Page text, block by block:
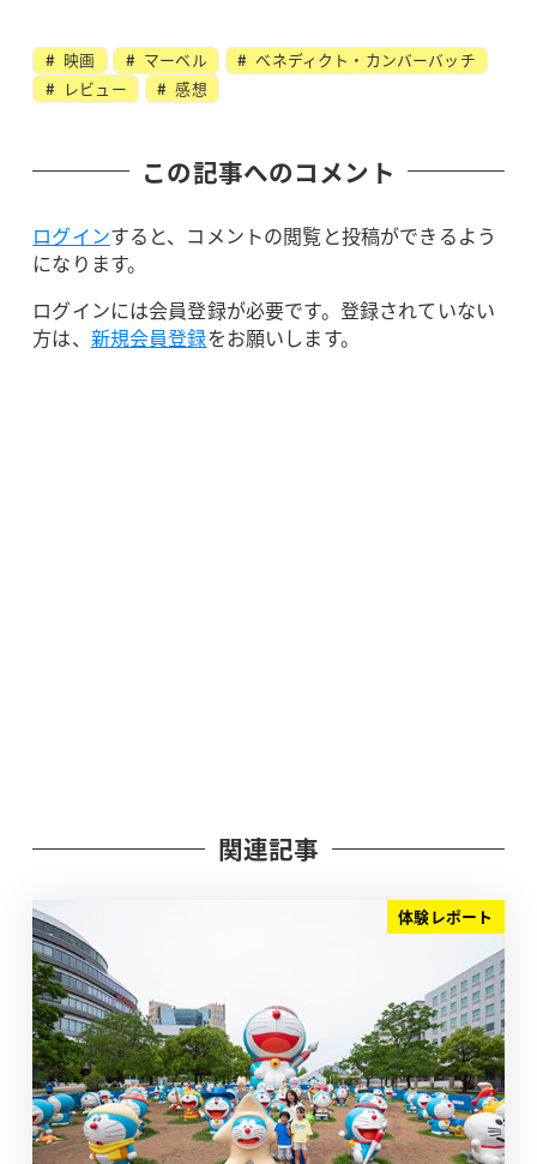
映画 マーベル
ベネディクト・カンバーバッチ
レビュー
感想
この記事へのコメント
ログインすると、コメントの閲覧と投稿ができるよう
になります。
ログインには会員登録が必要です。登録されていない
方は、 新規会員登録をお願いします。
関連記事
体験レポート